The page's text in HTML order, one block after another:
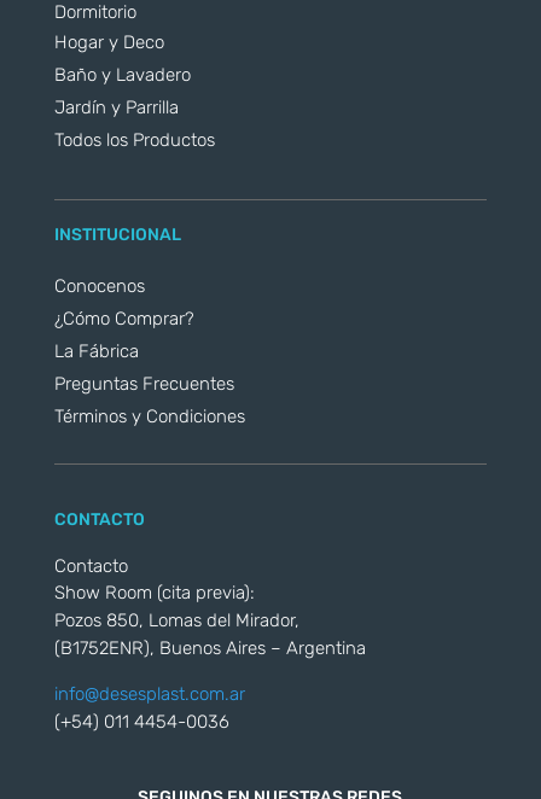
Dormitorio
Hogar y Deco
Baño y Lavadero
Jardín y Parrilla
Todos los Productos
INSTITUCIONAL
Conocenos
¿Cómo Comprar?
La Fábrica
Preguntas Frecuentes
Términos y Condiciones
CONTACTO
Contacto
Show Room (cita previa):
Pozos 850, Lomas del Mirador,
(B1752ENR), Buenos Aires – Argentina
info@desesplast.com.ar
(+54) 011 4454-0036